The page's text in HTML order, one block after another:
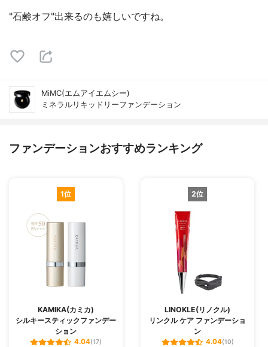
"石鹸オフ"出来るのも嬉しいですね。
MiMC(エムアイエムシー)
ミネラルリキッドリーファンデーション
ファンデーションおすすめランキング
1位
KAMIKA(カミカ)
シルキースティックファンデー
ション
4.04(17)
2位
LINOKLE(リノクル)
リンクル ケア ファンデーショ
ン
4.04(10)